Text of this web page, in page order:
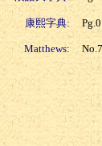
康熙字典:
Matthews: